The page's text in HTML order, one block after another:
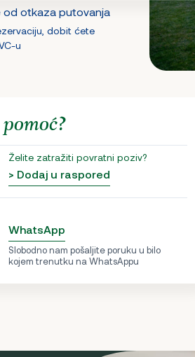
od otkaza putovanja
dobit ćete
u
Želite zatražiti povratni poziv?
> Dodaj u raspored
WhatsApp
Slobodno nam pošaljite poruku u bilo
kojem trenutku na WhatsAppu